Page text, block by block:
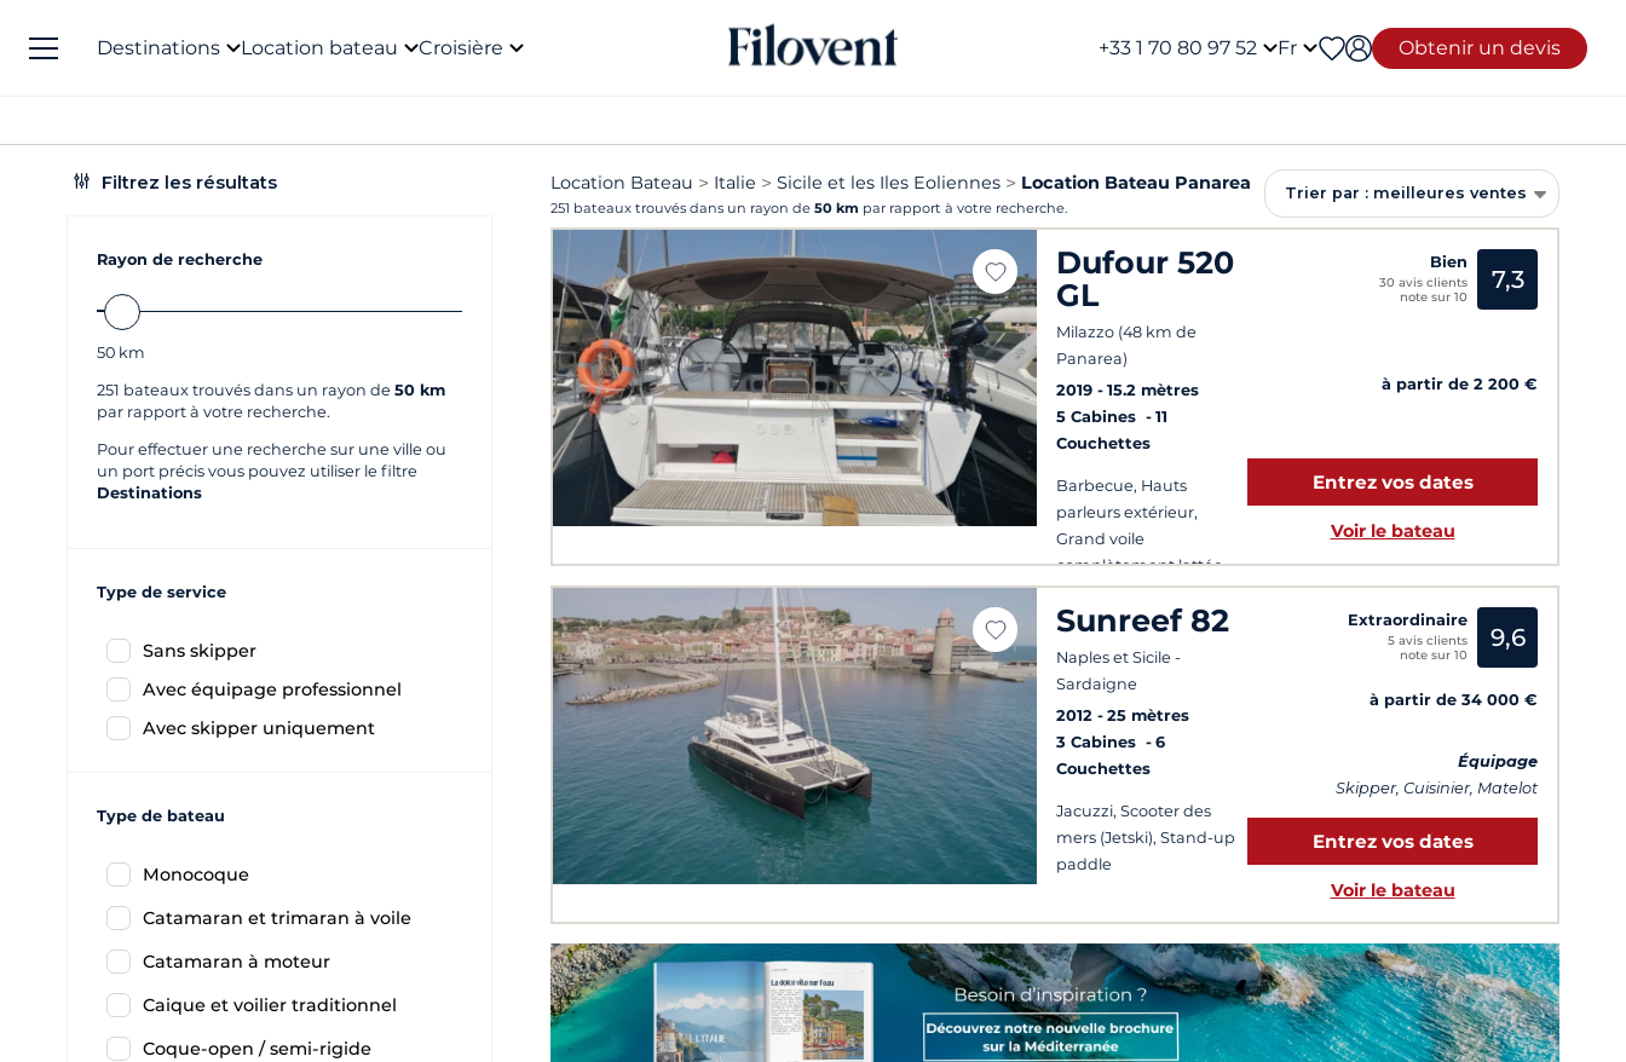
Destinations Location bateau Croisière +33 1 70 80 97 52 Fr Obtenir un devis
Filtrez les résultats
Rayon de recherche
50 km
251 bateaux trouvés dans un rayon de 50 km
par rapport à votre recherche.
Pour effectuer une recherche sur une ville ou
un port précis vous pouvez utiliser le filtre
Destinations
Type de service
Sans skipper
Avec équipage professionnel
Avec skipper uniquement
Type de bateau
Monocoque
Catamaran et trimaran à voile
Catamaran à moteur
Caique et voilier traditionnel
Coque-open / semi-rigide
Location Bateau Italie Sicile et les Iles Eoliennes Location Bateau Panarea
251 bateaux trouvés dans un rayon de 50 km par rapport à votre recherche.
Trier par : meilleures ventes
Dufour 520
GL
Milazzo (48 km de
Panarea)
2019
15.2 mètres
5 Cabines
11
Couchettes
Barbecue, Hauts
parleurs extérieur,
Grand voile
complètement lattée
Bien
30 avis clients
note sur 10
7,3
à partir de 2 200 €
Entrez vos dates
Voir le bateau
Sunreef 82
Naples et Sicile -
Sardaigne
2012
25 mètres
3 Cabines
6
Couchettes
Jacuzzi, Scooter des
mers (Jetski), Stand-up
paddle
Extraordinaire
5 avis clients
note sur 10
9,6
à partir de 34 000 €
Équipage
Skipper, Cuisinier, Matelot
Entrez vos dates
Voir le bateau